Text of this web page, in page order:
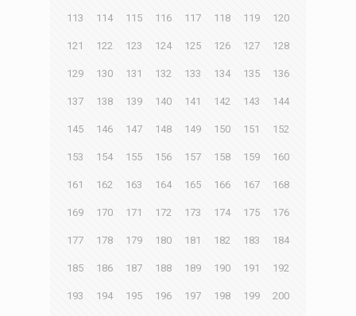
113 114 115 116 117 118 119 120
121 122 123 124 125 126 127 128
129 130 131 132 133 134 135 136
137 138 139 140 141 142 143 144
145 146 147 148 149 150 151 152
153 154 155 156 157 158 159 160
161 162 163 164 165 166 167 168
169 170 171 172 173 174 175 176
177 178 179 180 181 182 183 184
185 186 187 188 189 190 191 192
193 194 195 196 197 198 199 200